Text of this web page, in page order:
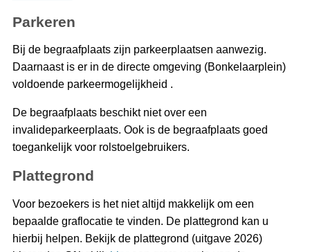
Parkeren
Bij de begraafplaats zijn parkeerplaatsen aanwezig.
Daarnaast is er in de directe omgeving (Bonkelaarplein)
voldoende parkeermogelijkheid .
De begraafplaats beschikt niet over een
invalideparkeerplaats. Ook is de begraafplaats goed
toegankelijk voor rolstoelgebruikers.
Plattegrond
Voor bezoekers is het niet altijd makkelijk om een
bepaalde graflocatie te vinden. De plattegrond kan u
hierbij helpen. Bekijk de plattegrond (uitgave 2026)